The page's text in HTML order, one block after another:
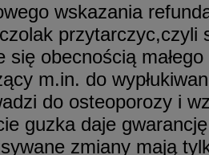
wskazania
przytarczyc,czyli
się obecnością
m.in. do
do osteoporozy i
guzka daje
zmiany mają